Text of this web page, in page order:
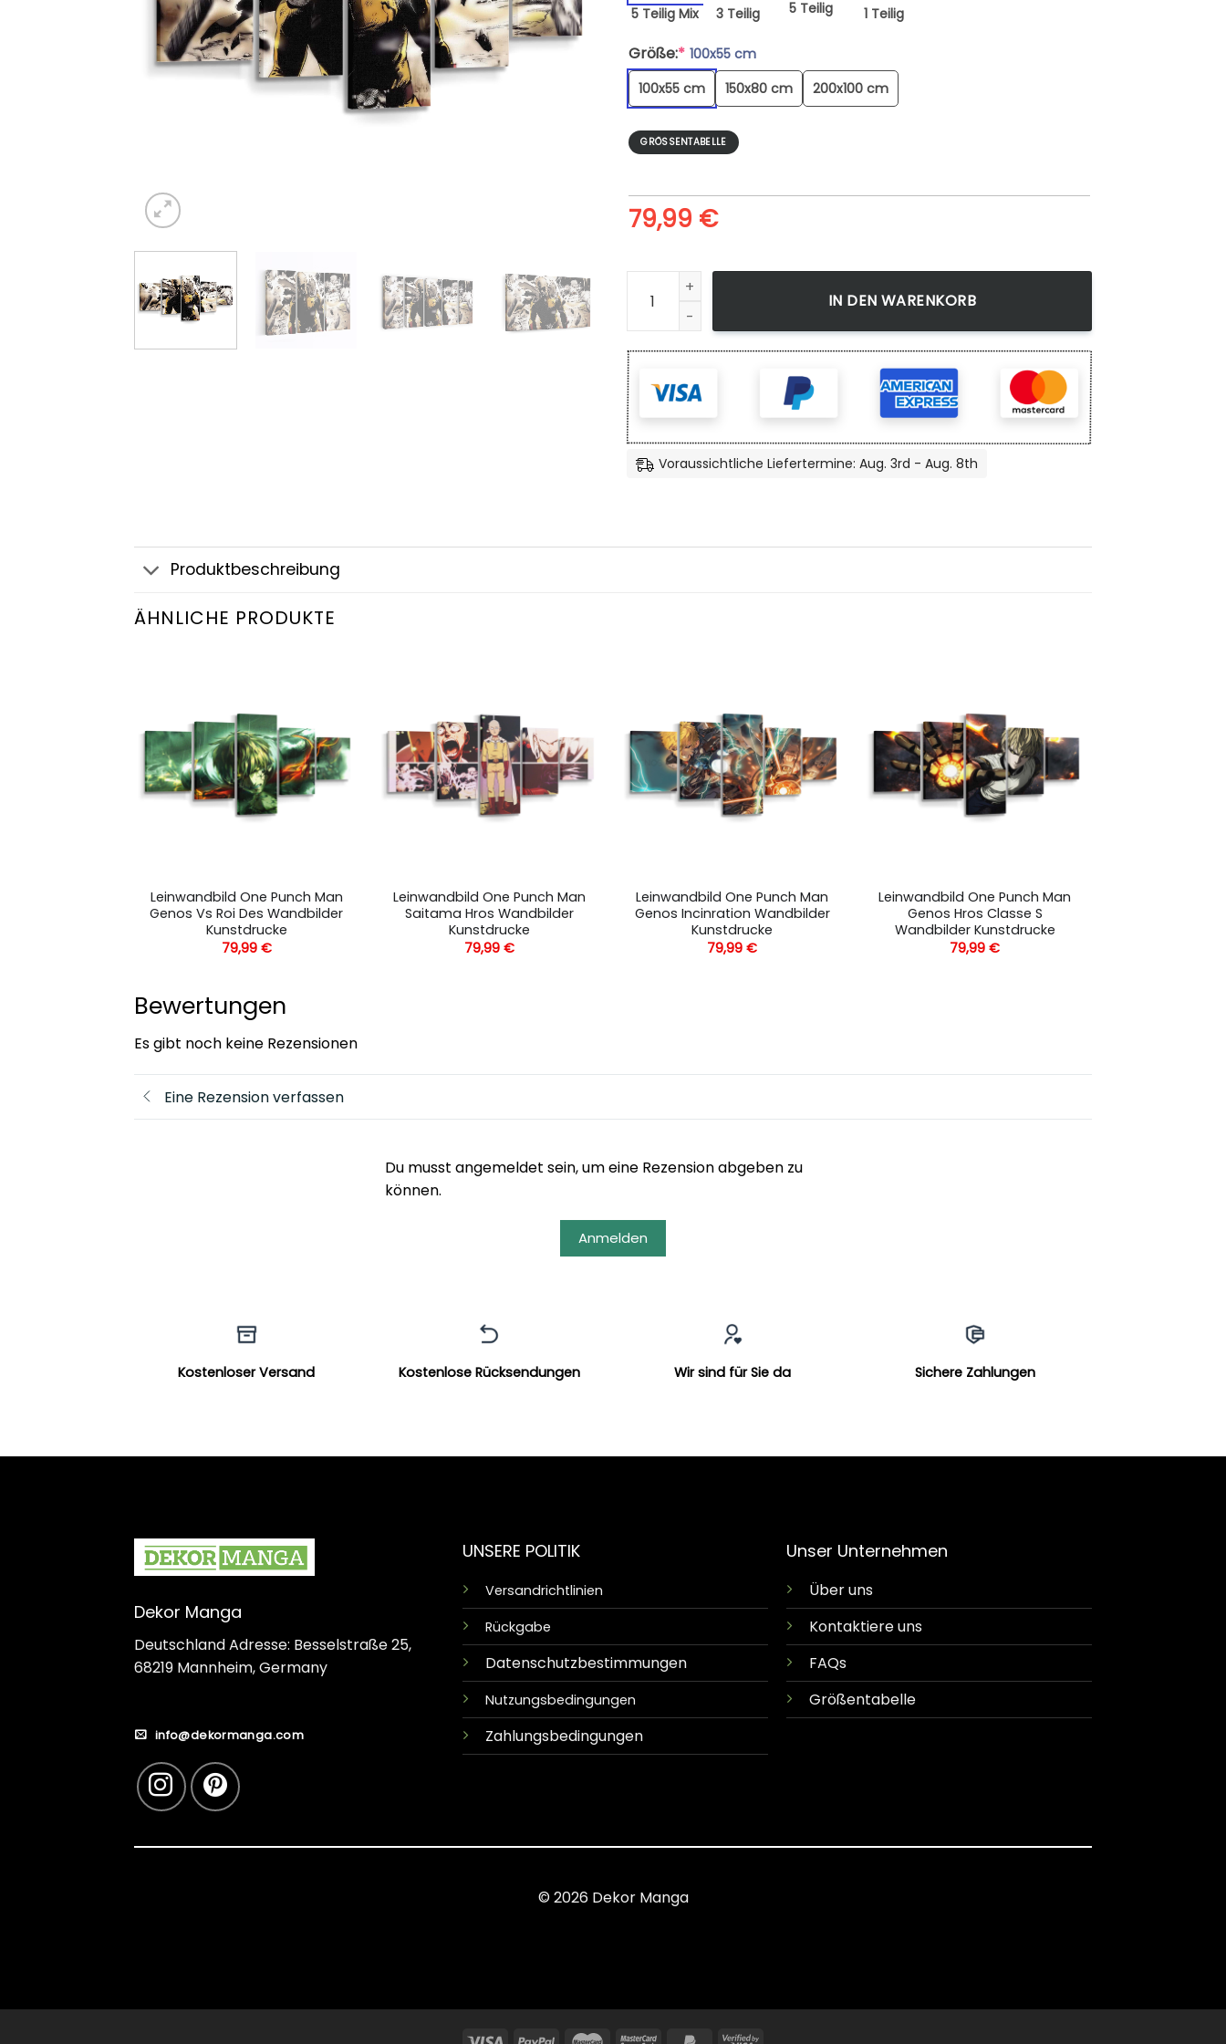
5 Teilig Mix 3 Teilig 5 Teilig 1 Teilig
Größe:* 100x55 cm
100x55 cm
150x80 cm 200x100 cm
GRÖSSENTABELLE
79,99 €
Leinwandbild One Punch Man Saitama Vnre Wandbilder Kunstdrucke Menge
IN DEN WARENKORB
Voraussichtliche Liefertermine: Aug. 3rd - Aug. 8th
Produktbeschreibung
ÄHNLICHE PRODUKTE
Leinwandbild One Punch Man
Genos Vs Roi Des Wandbilder
Kunstdrucke
79,99 €
Leinwandbild One Punch Man
Saitama Hros Wandbilder
Kunstdrucke
79,99 €
Leinwandbild One Punch Man
Genos Incinration Wandbilder
Kunstdrucke
79,99€
Leinwandbild One Punch Man
Genos Hros Classe S
Wandbilder Kunstdrucke
79,99€
Bewertungen
Es gibt noch keine Rezensionen
Eine Rezension verfassen
Du musst angemeldet sein, um eine Rezension abgeben zu
können.
Anmelden
Kostenloser Versand Kostenlose Rücksendungen Wir sind für Sie da Sichere Zahlungen
Dekor Manga
Deutschland Adresse: Besselstraße 25,
68219 Mannheim, Germany
info@dekormanga.com
UNSERE POLITIK
Versandrichtlinien
Rückgabe
Datenschutzbestimmungen
Nutzungsbedingungen
Zahlungsbedingungen
Unser Unternehmen
Über uns
Kontaktiere uns
FAQs
Größentabelle
© 2026 Dekor Manga